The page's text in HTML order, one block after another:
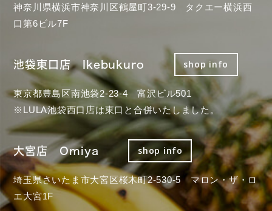
神奈川県横浜市神奈川区鶴屋町3-29-9 タクエー横浜西
口第6ビル7F
池袋東口店 Ikebukuro shop info
東京都豊島区南池袋2-23-4 富沢ビル501
※LULA池袋西口店は東口と合併いたしました。
大宮店 Omiya shop info
埼玉県さいたま市大宮区桜木町2-530-5 マロン・ザ・ロ
エ大宮1F